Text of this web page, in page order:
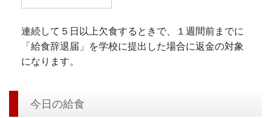
連続して５日以上欠食するときで、１週間前までに
「給食辞退届」を学校に提出した場合に返金の対象
になります。
今日の給食